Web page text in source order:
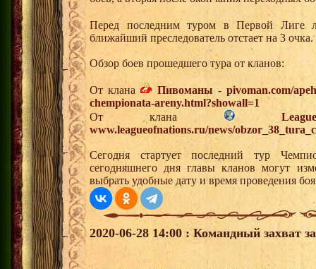
Перед последним туром в Первой Лиге
ближайший преследователь отстает на 3 очка.
Обзор боев прошедшего тура от кланов:
От клана Пивоманы -pivoman.com/
chempionata-areny.html?showall=1
От клана
www.leagueofnations.ru/news/
Сегодня стартует последний тур
сегодняшнего дня главы кланов могут
выбрать удобные дату и время проведения
2020-06-28 14:00 : Командный захват